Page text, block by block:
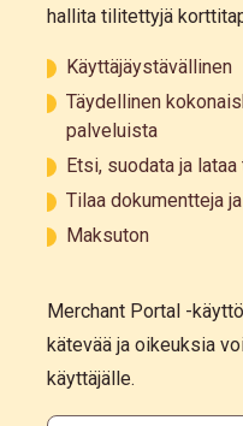
hallita tilitettyjä
Käyttäjäystävällinen
Täydellinen
palveluista
Etsi, suodata ja
Tilaa dokumentteja
Maksuton
Merchant Portal -
kätevää ja oikeuksia
käyttäjälle.